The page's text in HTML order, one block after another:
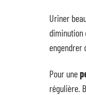
Uriner
diminution
engendrer
Pour une
régulière.